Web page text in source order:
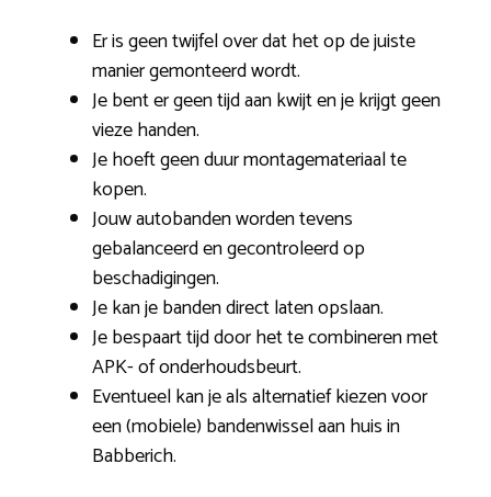
Er is geen twijfel over dat het op de juiste
manier gemonteerd wordt.
Je bent er geen tijd aan kwijt en je krijgt geen
vieze handen.
Je hoeft geen duur montagemateriaal te
kopen.
Jouw autobanden worden tevens
gebalanceerd en gecontroleerd op
beschadigingen.
Je kan je banden direct laten opslaan.
Je bespaart tijd door het te combineren met
APK- of onderhoudsbeurt.
Eventueel kan je als alternatief kiezen voor
een (mobiele) bandenwissel aan huis in
Babberich.